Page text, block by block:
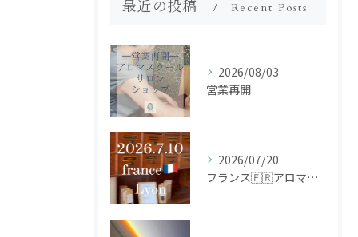
最近の投稿 Recent Posts
2026/08/03
営業再開
2026/07/20
フランス🇫🇷アロマ研修ツアー𝗱𝗮𝘆𝟮